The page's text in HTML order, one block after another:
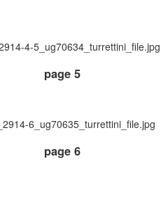
4-5_ug70634_turrettini_file.jpg
page 5
6_ug70635_turrettini_file.jpg
page 6